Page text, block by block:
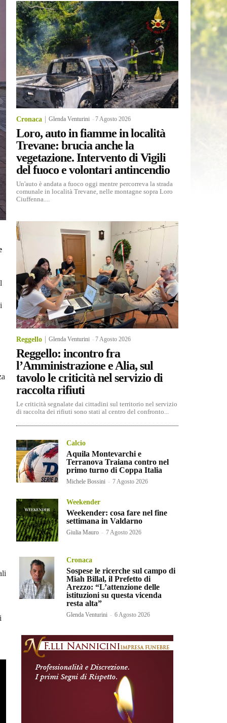
Cronaca Glenda Venturini -7 Agosto 2026
Loro, auto in fiamme in località
Trevane: brucia anche la
vegetazione. Intervento di Vigili
del fuoco e volontari antincendio
Un'auto è andata a fuoco oggi mentre percorreva la strada
comunale in località Trevane, nelle montagne sopra Loro
Ciuffenna....
Reggello Glenda Venturini -7 Agosto 2026
Reggello: incontro fra
l’Amministrazione e Alia, sul
tavolo le criticità nel servizio di
raccolta rifiuti
Le criticità segnalate dai cittadini sul territorio nel servizio
di raccolta dei rifiuti sono stati al centro del confronto...
Calcio
Aquila Montevarchi e
Terranova Traiana contro nel
primo turno di Coppa Italia
Michele Bossini - 7 Agosto 2026
Weekender
Weekender: cosa fare nel fine
settimana in Valdarno
Giulia Mauro - 7 Agosto 2026
Cronaca
Sospese le ricerche sul campo di
Miah Billal, il Prefetto di
Arezzo: “L’attenzione delle
istituzioni su questa vicenda
resta alta”
Glenda Venturini - 6 Agosto 2026